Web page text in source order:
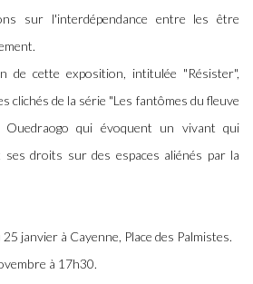
sur l'interdépendance entre les être
de cette exposition, intitulée "Résister",
clichés de la série "Les fantômes du fleuve
Ouedraogo qui évoquent un vivant qui
ses droits sur des espaces aliénés par la
janvier à Cayenne, Place des Palmistes.
à 17h30.